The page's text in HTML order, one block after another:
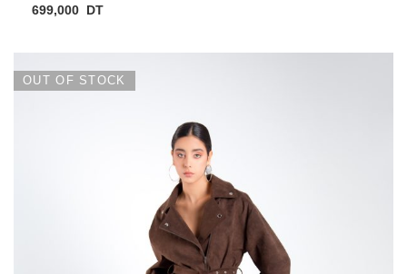
699,000 DT
OUT OF STOCK